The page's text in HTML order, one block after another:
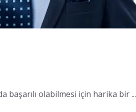
başarılı olabilmesi için harika bir ...